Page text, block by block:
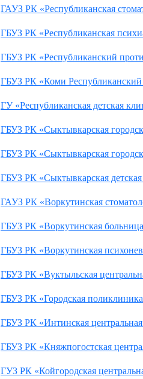
ГАУЗ РК «Республиканская
ГБУЗ РК «Республиканская
ГБУЗ РК «Республиканский
ГБУЗ РК «Коми
ГУ «Республиканская детская
ГБУЗ РК «Сыктывкарская
ГБУЗ РК «Сыктывкарская
ГБУЗ РК «Сыктывкарская
ГАУЗ РК «Воркутинская
ГБУЗ РК «Воркутинская
ГБУЗ РК «Воркутинская
ГБУЗ РК «Вуктыльская
ГБУЗ РК «Городская
ГБУЗ РК «Интинская центральная
ГБУЗ РК «Княжпогостская
ГУЗ РК «Койгородская